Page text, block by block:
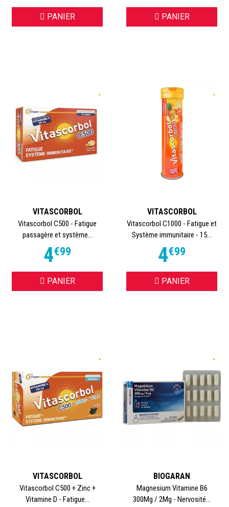
PANIER PANIER
VITASCORBOL
Vitascorbol C500 - Fatigue
passagère et système...
4€99
PANIER
VITASCORBOL
Vitascorbol C1000 - Fatigue et
Système immunitaire - 15...
4€99
PANIER
VITASCORBOL
Vitascorbol C500 + Zinc +
Vitamine D - Fatigue...
BIOGARAN
Magnesium Vitamine B6
300Mg / 2Mg - Nervosité...